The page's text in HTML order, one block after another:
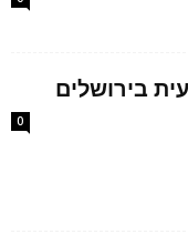
בירושלים
0